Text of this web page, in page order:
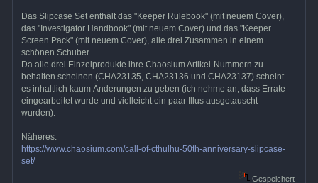
Das Slipcase Set enthält das "Keeper Rulebook" (mit neuem Cover),
das "Investigator Handbook" (mit neuem Cover) und das "Keeper
Screen Pack" (mit neuem Cover), alle drei Zusammen in einem
schönen Schuber.
Da alle drei Einzelprodukte ihre Chaosium Artikel-Nummern zu
behalten scheinen (CHA23135, CHA23136 und CHA23137) scheint
es inhaltlich kaum Änderungen zu geben (ich nehme an, dass Errate
eingearbeitet wurde und vielleicht ein paar Illus ausgetauscht
wurden).
Näheres:
https://www.chaosium.com/call-of-cthulhu-50th-anniversary-slipcase-
set/
Gespeichert